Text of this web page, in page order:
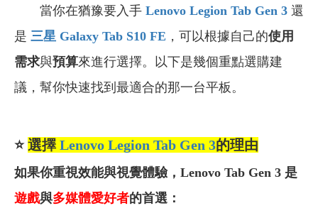
當你在猶豫要入手 Lenovo Legion Tab Gen 3 還
是 三星 Galaxy Tab S10 FE ，可以根據自己的使用
需求與預算來進行選擇。以下是幾個重點選購建
議，幫你快速找到最適合的那一台平板。
⭐ 選擇 Lenovo Legion Tab Gen 3的理由
如果你重視效能與視覺體驗，Lenovo Tab Gen 3 是
遊戲與多媒體愛好者的首選：